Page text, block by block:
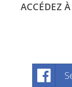
ACCÉDEZ